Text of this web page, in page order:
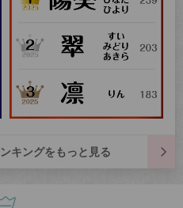
キングをもっと見る